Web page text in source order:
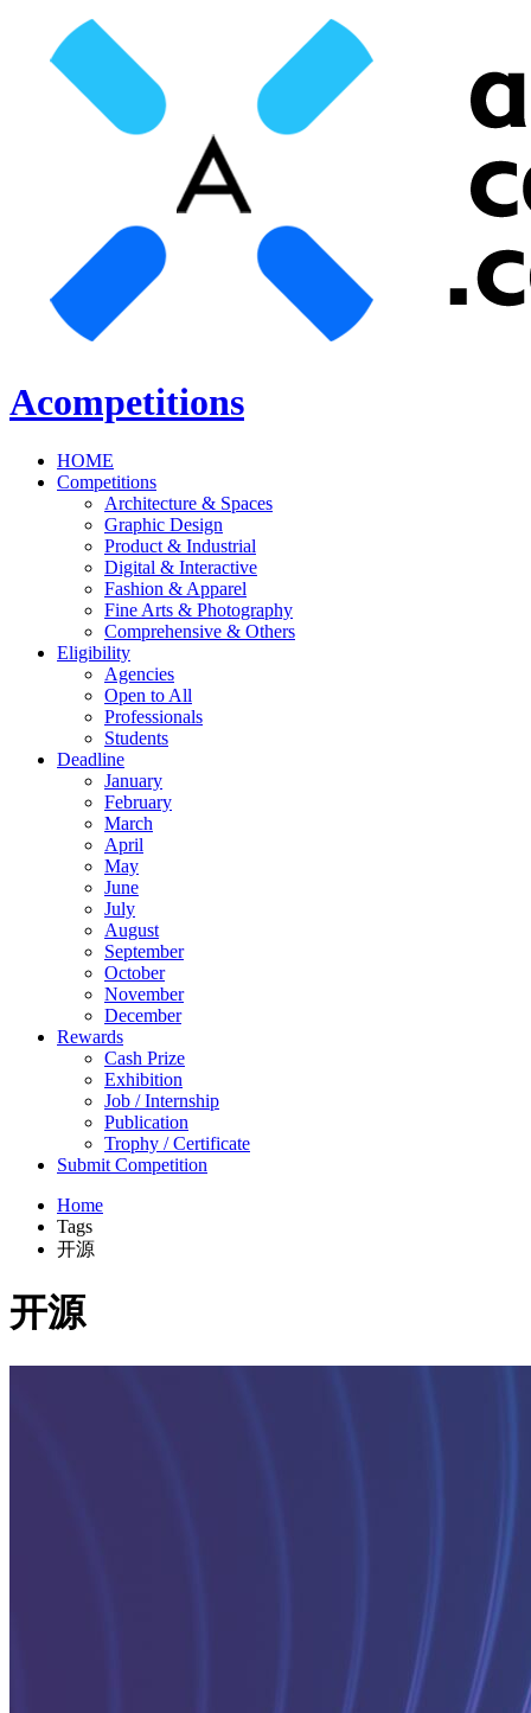
Acompetitions
HOME
Competitions
Architecture & Spaces
Graphic Design
Product & Industrial
Digital & Interactive
Fashion & Apparel
Fine Arts & Photography
Comprehensive & Others
Eligibility
Agencies
Open to All
Professionals
Students
Deadline
January
February
March
April
May
June
July
August
September
October
November
December
Rewards
Cash Prize
Exhibition
Job / Internship
Publication
Trophy / Certificate
Submit Competition
Home
Tags
开源
开源